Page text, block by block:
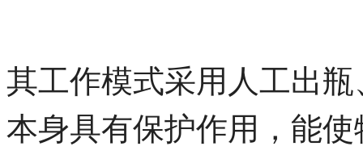
其工作模式采用人工出
本身具有保护作用，能